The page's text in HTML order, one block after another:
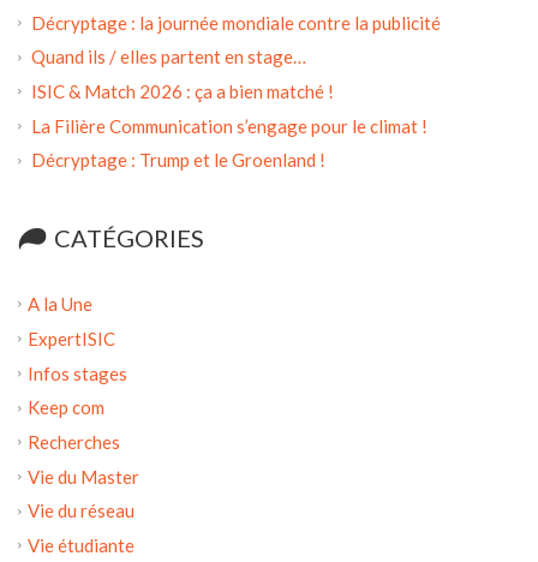
Décryptage : la journée mondiale contre la publicité
Quand ils / elles partent en stage…
ISIC & Match 2026 : ça a bien matché !
La Filière Communication s’engage pour le climat !
Décryptage : Trump et le Groenland !
CATÉGORIES
A la Une
ExpertISIC
Infos stages
Keep com
Recherches
Vie du Master
Vie du réseau
Vie étudiante